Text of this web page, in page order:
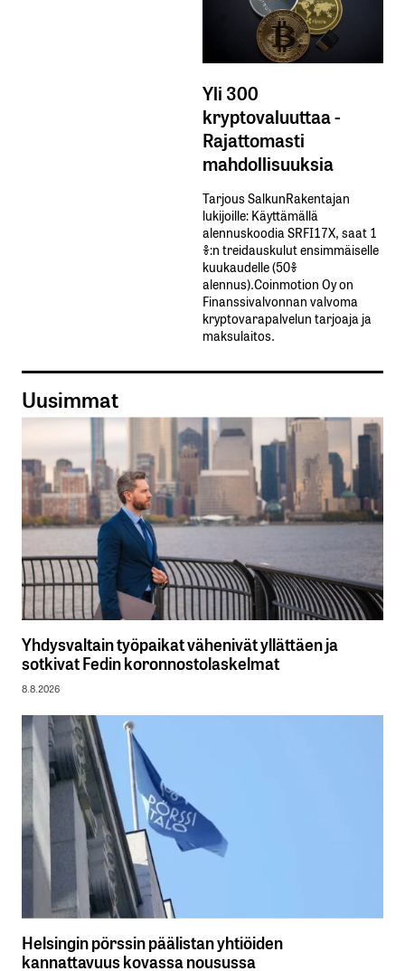
Yli 300
kryptovaluuttaa -
Rajattomasti
mahdollisuuksia
Tarjous SalkunRakentajan
lukijoille: Käyttämällä​ ​
alennuskoodia​ ​SRFI17X,​ ​saat​ ​1
%:n treidauskulut​ ​ensimmäiselle​ ​
kuukaudelle​ ​(50%​ ​
alennus).Coinmotion Oy on
Finanssivalvonnan valvoma
kryptovarapalvelun tarjoaja ja
maksulaitos.
Uusimmat
Yhdysvaltain työpaikat vähenivät yllättäen ja
sotkivat Fedin koronnostolaskelmat
8.8.2026
Helsingin pörssin päälistan yhtiöiden
kannattavuus kovassa nousussa